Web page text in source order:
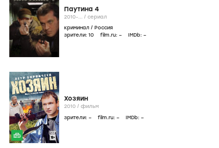
Паутина 4
2010-... / сериал
криминал / Россия
зрители: 10 film.ru: – IMDb: –
Хозяин
2010 / фильм
зрители: – film.ru: – IMDb: –